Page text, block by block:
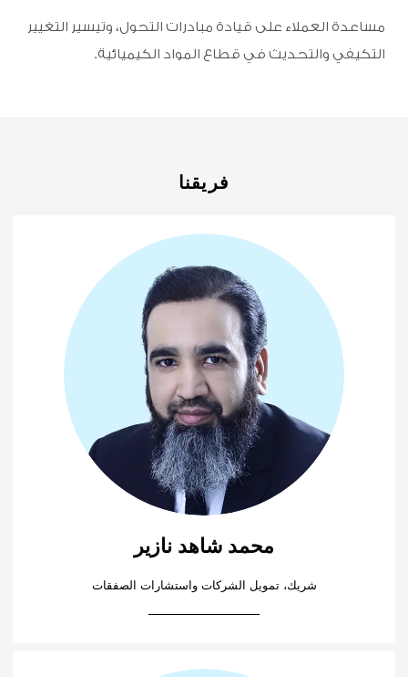
مساعدة العملاء على قيادة مبادرات التحول، وتيسير التغيير
التكيفي والتحديث في قطاع المواد الكيميائية.
فريقنا
محمد شاهد نازير
شريك، تمويل الشركات واستشارات الصفقات